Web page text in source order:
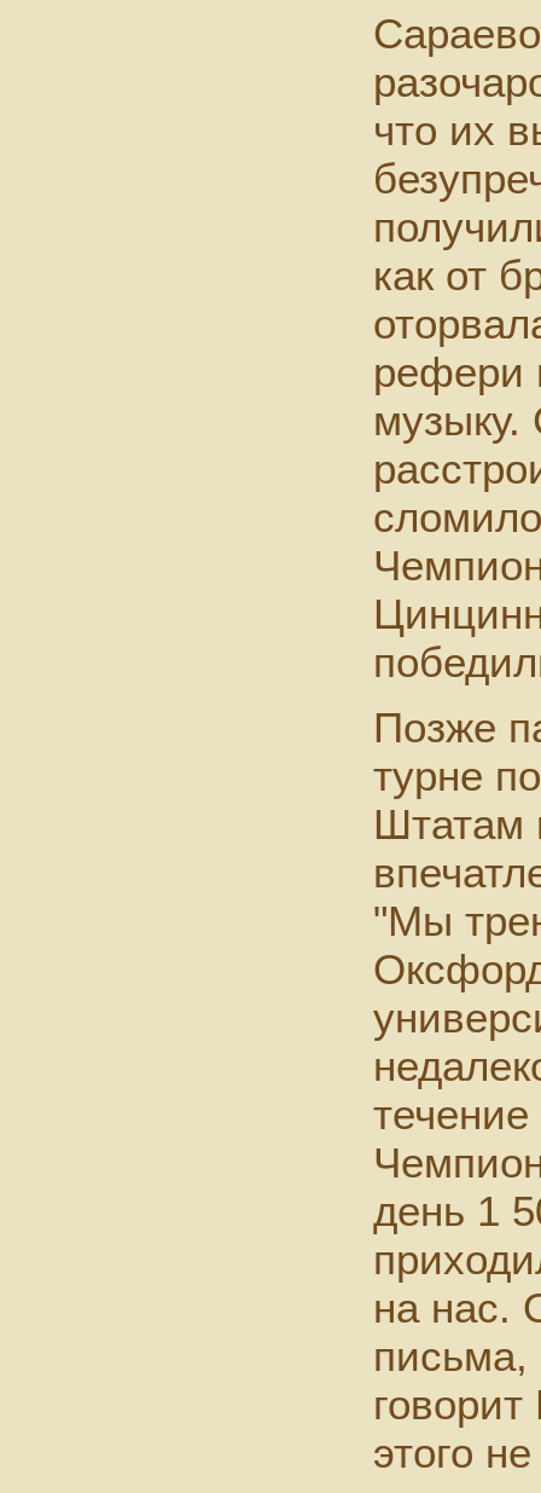
что их
как от
рефери
музыку.
Позже
турне
Штатам
"Мы
день 1
на нас.
письма,
этого